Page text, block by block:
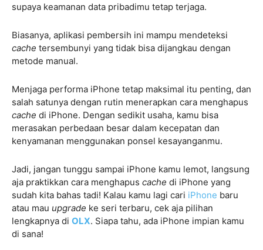
supaya keamanan data pribadimu tetap terjaga.
Biasanya, aplikasi pembersih ini mampu mendeteksi
cache tersembunyi yang tidak bisa dijangkau dengan
metode manual.
Menjaga performa iPhone tetap maksimal itu penting, dan
salah satunya dengan rutin menerapkan cara menghapus
cache di iPhone. Dengan sedikit usaha, kamu bisa
merasakan perbedaan besar dalam kecepatan dan
kenyamanan menggunakan ponsel kesayanganmu.
Jadi, jangan tunggu sampai iPhone kamu lemot, langsung
aja praktikkan cara menghapus cache di iPhone yang
sudah kita bahas tadi! Kalau kamu lagi cari iPhone baru
atau mau upgrade ke seri terbaru, cek aja pilihan
lengkapnya di OLX. Siapa tahu, ada iPhone impian kamu
di sana!